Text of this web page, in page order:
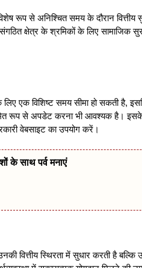
रूप से अनिश्चित समय के दौरान वित्तीय
क्षेत्र के श्रमिकों के लिए सामाजिक
एक विशिष्ट समय सीमा हो सकती है,
रूप से अपडेट करना भी आवश्यक है।
वेबसाइट का उपयोग करें।
के साथ पर्व मनाएं
वित्तीय स्थिरता में सुधार करती है